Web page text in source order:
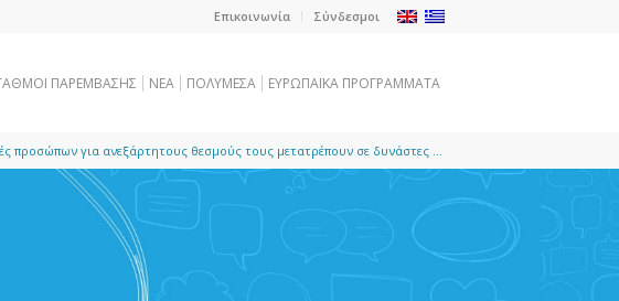
Επικοινωνία Σύνδεσμοι
ΠΑΡΕΜΒΑΣΗΣ NEA ΠΟΛΥΜΕΣΑ ΕΥΡΩΠΑΪΚΑ ΠΡΟΓΡΑΜΜΑΤΑ
προσώπων για ανεξάρτητους θεσμούς τους μετατρέπουν σε δυνάστες ...